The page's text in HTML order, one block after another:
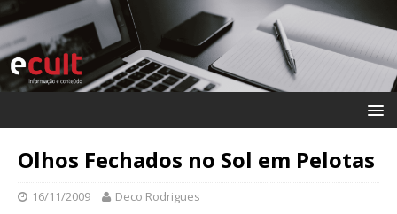
Olhos Fechados no Sol em Pelotas
16/11/2009 Deco Rodrigues